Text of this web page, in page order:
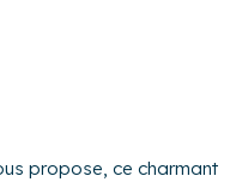
propose, ce charmant